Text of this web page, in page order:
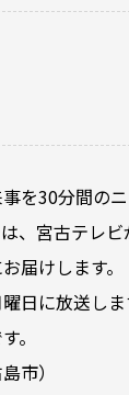
を30分間の
、宮古テレ
届けします。
日に放送しま
。
市）